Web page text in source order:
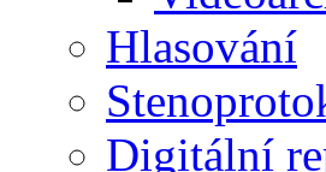
Hlasování
Digitální